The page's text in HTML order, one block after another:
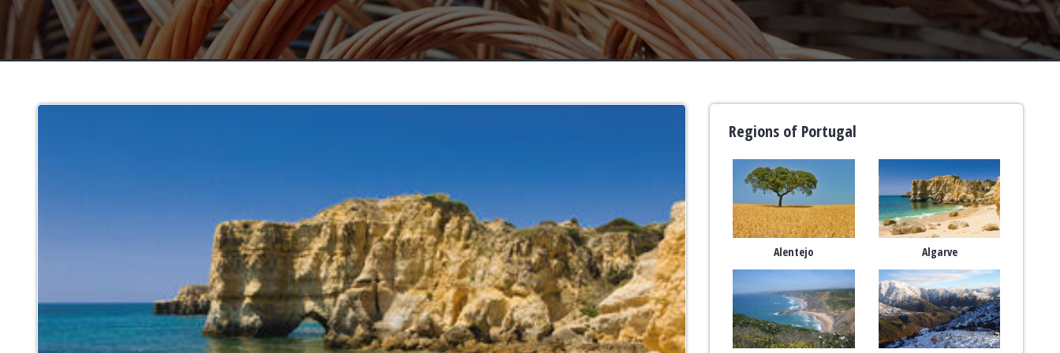
Regions of Portugal
Alentejo Algarve